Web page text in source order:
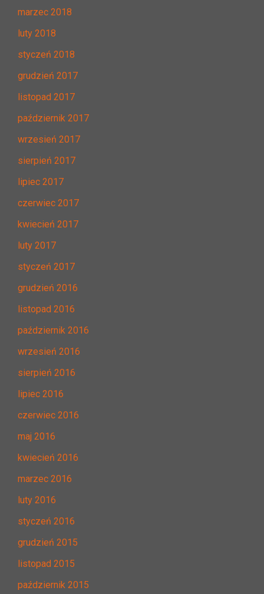
marzec 2018
luty 2018
styczeń 2018
grudzień 2017
listopad 2017
październik 2017
wrzesień 2017
sierpień 2017
lipiec 2017
czerwiec 2017
kwiecień 2017
luty 2017
styczeń 2017
grudzień 2016
listopad 2016
październik 2016
wrzesień 2016
sierpień 2016
lipiec 2016
czerwiec 2016
maj 2016
kwiecień 2016
marzec 2016
luty 2016
styczeń 2016
grudzień 2015
listopad 2015
październik 2015